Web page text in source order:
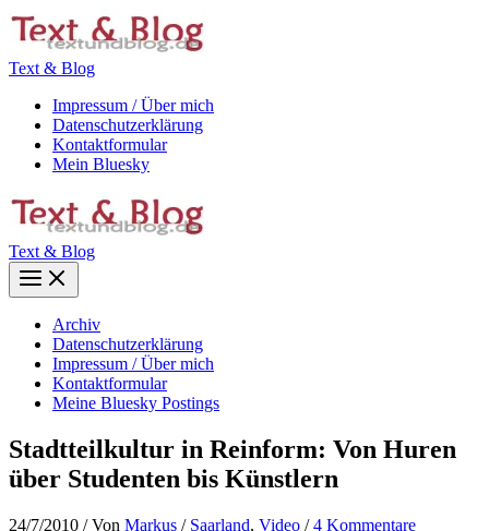
Zum
Inhalt
Text & Blog
Impressum / Über mich
Datenschutzerklärung
Kontaktformular
Mein Bluesky
Text & Blog
Main
Menu
Archiv
Datenschutzerklärung
Impressum / Über mich
Kontaktformular
Meine Bluesky Postings
Stadtteilkultur in Reinform: Von Huren
über Studenten bis Künstlern
24/7/2010 / Von Markus / Saarland, Video /4 Kommentare